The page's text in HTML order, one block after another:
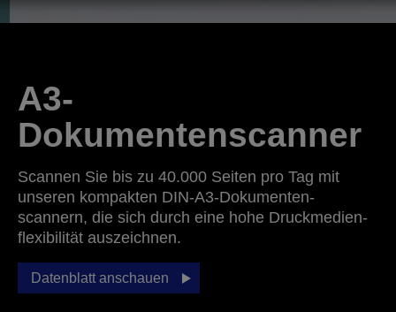
A3-
Dokumentenscanner
Scannen Sie bis zu 40.000 Seiten pro Tag mit
unseren kompakten DIN-A3-Dokumenten­
scannern, die sich durch eine hohe Druckmedien­
flexibilität auszeichnen.
Datenblatt anschauen